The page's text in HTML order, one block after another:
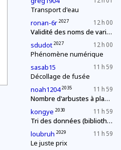
Transport d'eau
12 h 00
ronan-6r 2027
Validité des noms de variables
12 h 00
sdudot 2027
Phénomène numérique
11 h 59
sasab15
Décollage de fusée
11 h 59
noah1204 2035
Nombre d'arbustes à planter
11 h 59
kongye 2030
Tri des données (bibliothèque)
11 h 59
loubruh 2029
Le juste prix